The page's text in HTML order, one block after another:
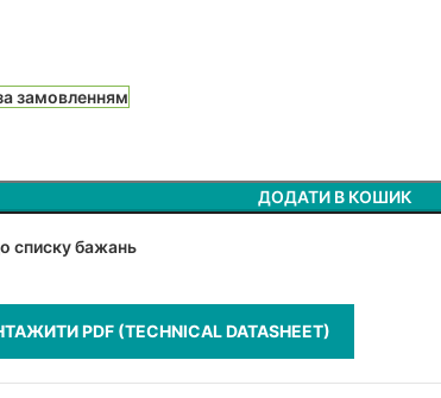
замовленням
ДОДАТИ В КОШИК
списку бажань
PDF (TECHNICAL DATASHEET)